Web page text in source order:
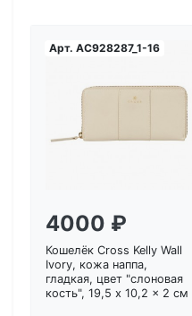
Арт. AC928287_1-16
4000 ₽
Кошелёк Cross Kelly Wall
Ivory, кожа наппа,
гладкая, цвет "слоновая
кость", 19,5 x 10,2 x 2 см